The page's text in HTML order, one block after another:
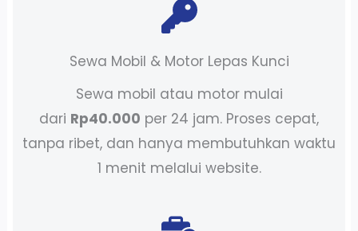
Sewa Mobil & Motor Lepas Kunci
Sewa mobil atau motor mulai
dari Rp40.000 per 24 jam. Proses cepat,
tanpa ribet, dan hanya membutuhkan waktu
1 menit melalui website.